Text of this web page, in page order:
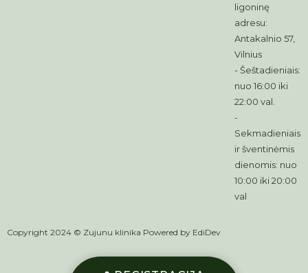
ligoninę
adresu:
Antakalnio 57,
Vilnius
- Šeštadieniais:
nuo 16:00 iki
22:00 val.
-
Sekmadieniais
ir šventinėmis
dienomis: nuo
10:00 iki 20:00
val
Copyright 2024 © Zujunu klinika Powered by EdiDev